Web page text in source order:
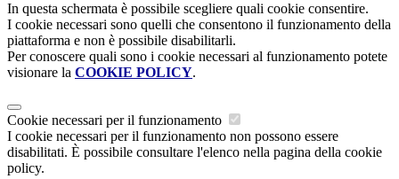
In questa schermata è possibile scegliere quali cookie consentire.
I cookie necessari sono quelli che consentono il funzionamento della
piattaforma e non è possibile disabilitarli.
Per conoscere quali sono i cookie necessari al funzionamento potete
visionare la COOKIE POLICY.
Cookie necessari per il funzionamento
I cookie necessari per il funzionamento non possono essere
disabilitati. È possibile consultare l'elenco nella pagina della cookie
policy.